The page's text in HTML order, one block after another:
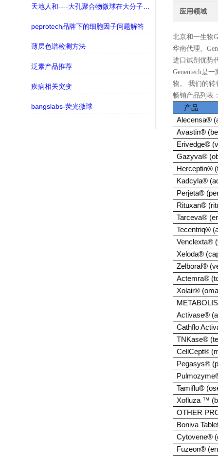
天地人和----大孔聚合物微球在大分子纯化中的应用
peprotech品牌下的细胞因子问题解答
薄层色谱检测方法
泛素产品推荐
疾病相关突变
bangslabs-荧光微球
应用领域
北京和一生物
华南代理。
进口试剂优势
Genentech是
物。 我们的转
畅销产品列表
产品
Alecensa®
Avastin®
Erivedge®
Gazyva®
Herceptin®
Kadcyla®
Perjeta®
Rituxan®
Tarceva®
Tecentriq®
Venclexta®
Xeloda®
Zelboraf®
Actemra®
Xolair®
Activase®
Cathflo
TNKase®
CellCept®
Pegasys®
Tamiflu®
Xofluza ™
OTHER
Boniva
Cytovene®
Fuzeon®